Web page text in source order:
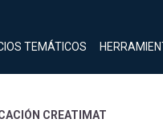
TEMÁTICOS
CREATIMAT